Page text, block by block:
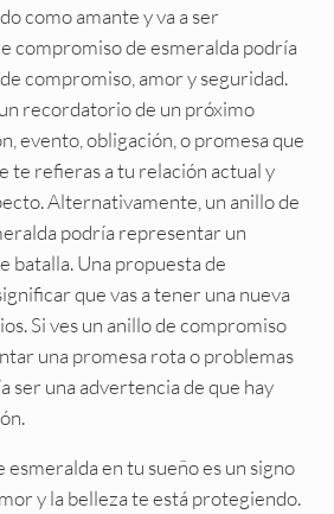
como amante y va a ser
compromiso de esmeralda podría
compromiso, amor y seguridad.
recordatorio de un próximo
evento, obligación, o promesa que
te refieras a tu relación actual y
Alternativamente, un anillo de
podría representar un
batalla. Una propuesta de
que vas a tener una nueva
Si ves un anillo de compromiso
una promesa rota o problemas
ser una advertencia de que hay
esmeralda en tu sueño es un signo
y la belleza te está protegiendo.